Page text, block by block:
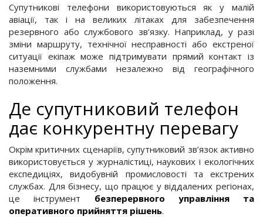
Супутникові телефони використовуються як у малій
авіації, так і на великих літаках для забезпечення
резервного або службового зв’язку. Наприклад, у разі
зміни маршруту, технічної несправності або екстреної
ситуації екіпаж може підтримувати прямий контакт із
наземними службами незалежно від географічного
положення.
Де супутниковий телефон
дає конкурентну перевагу
Окрім критичних сценаріїв, супутниковий зв’язок активно
використовується у журналістиці, наукових і екологічних
експедиціях, видобувній промисловості та екстрених
службах. Для бізнесу, що працює у віддалених регіонах,
це інструмент безперервного управління та
оперативного прийняття рішень.